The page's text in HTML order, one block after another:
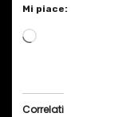
Mi piace:
C
Correlati